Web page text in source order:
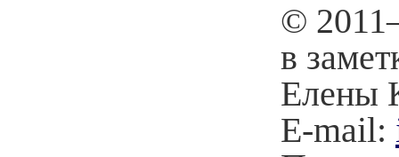
©
в
Елены
E-mail: